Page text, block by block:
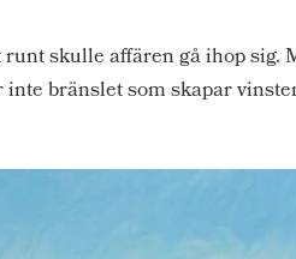
skulle affären gå ihop sig.
bränslet som skapar